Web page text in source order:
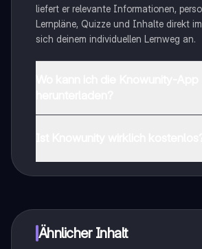
liefert er relevante Informationen,
Lernpläne, Quizze und Inhalte direkt
sich deinem individuellen Lernweg an.
Ähnlicher Inhalt